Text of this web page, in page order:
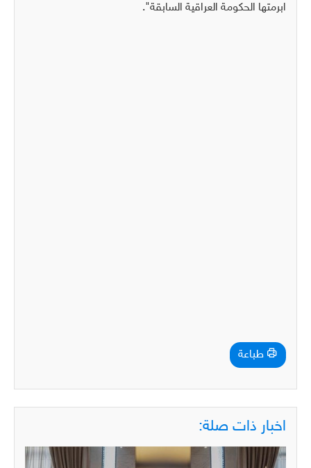
ابرمتها ‏الحكومة العراقية السابقة‎‎‏".‏
طباعة
اخبار ذات صلة: